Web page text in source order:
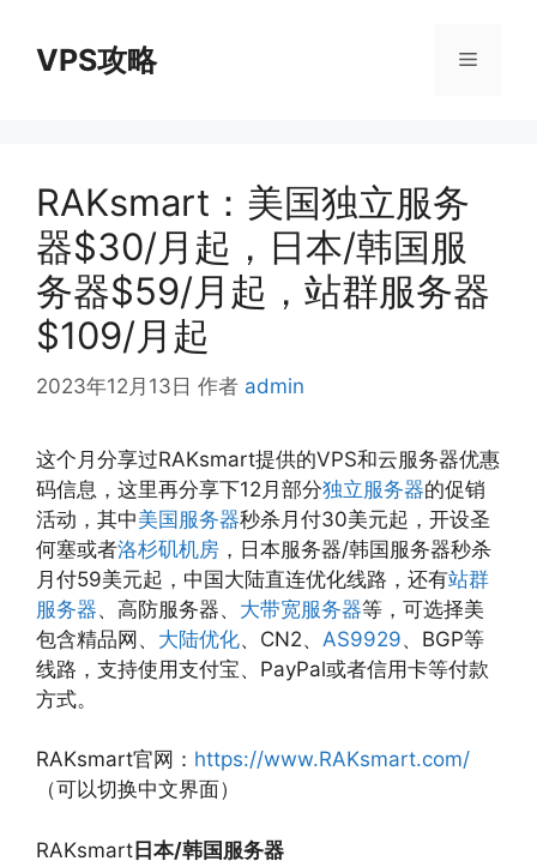
VPS攻略 菜
RAKsmart：美国独立服务
器$30/月起，日本/韩国服
务器$59/月起，站群服务器
$109/月起
2023年12月13日 作者 admin
这个月分享过RAKsmart提供的VPS和云服务器优惠
码信息，这里再分享下12月部分独立服务器的促销
活动，其中美国服务器秒杀月付30美元起，开设圣
何塞或者洛杉矶机房 ，日本服务器/韩国服务器秒杀
月付59美元起，中国大陆直连优化线路，还有站群
服务器、高防服务器、 大带宽服务器等，可选择美
包含精品网、 大陆优化、CN2、 AS9929、BGP等
线路，支持使用支付宝、PayPal或者信用卡等付款
方式。
RAKsmart官网： https://www.RAKsmart.com/
（可以切换中文界面）
RAKsmart日本/韩国服务器